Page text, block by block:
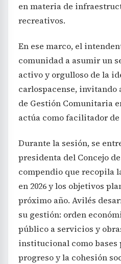
en materia de
recreativos.
En ese marco, el
comunidad a asumir un
activo y orgulloso de la
carlospacense, invitando
de Gestión Comunitaria
actúa como facilitador
Durante la sesión, se
presidenta del Concejo
compendio que recopila
en 2026 y los objetivos
próximo año. Avilés
su gestión: orden
público a servicios y
institucional como bases
progreso y la cohesión